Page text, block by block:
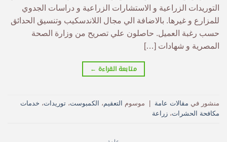
التوريدات الزراعية و الاستشارات الزراعية و دراسات الجدوي
للمزارع و غيرها. بالاضافة الي مجال اللاندسكيب وتنسيق الحدائق
حسب رغبة العميل. حاصلون علي تصريح من وزارة الصحة
المصرية و شهادات […]
متابعة القراءة ←
منشور في مقالات عامة موسوم التعقيم، الكمبوست، توريدات، خدمات
مكافحة الحشرات، زراعة